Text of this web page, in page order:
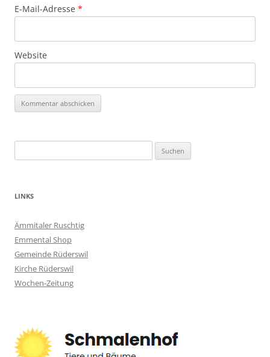
E-Mail-Adresse *
Website
nach:
LINKS
Ämmitaler Ruschtig
Emmental Shop
Gemeinde Rüderswil
Kirche Rüderswil
Wochen-Zeitung